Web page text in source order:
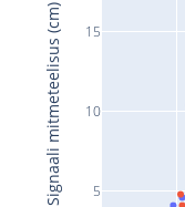
5
10
15
Signaali mitmeteelisus (cm)